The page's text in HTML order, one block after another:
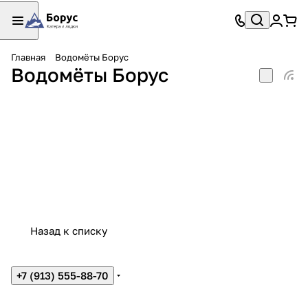
Главная Водомёты Борус
Водомёты Борус
Назад к списку
+7 (913) 555-88-70